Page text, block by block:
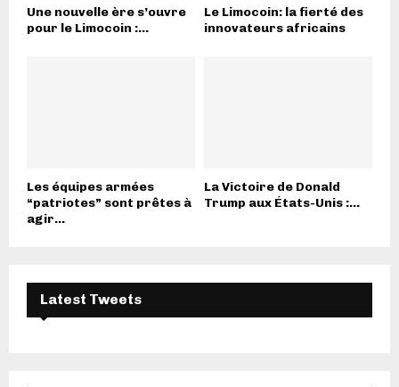
Une nouvelle ère s’ouvre
pour le Limocoin :...
Le Limocoin: la fierté des
innovateurs africains
Les équipes armées
“patriotes” sont prêtes à
agir...
La Victoire de Donald
Trump aux États-Unis :...
Latest Tweets